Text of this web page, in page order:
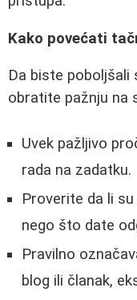
Kako povećati
Da biste
obratite pažnju na
Uvek pažljivo
rada na zadatku.
Proverite da li
nego što date
Pravilno
blog ili članak,